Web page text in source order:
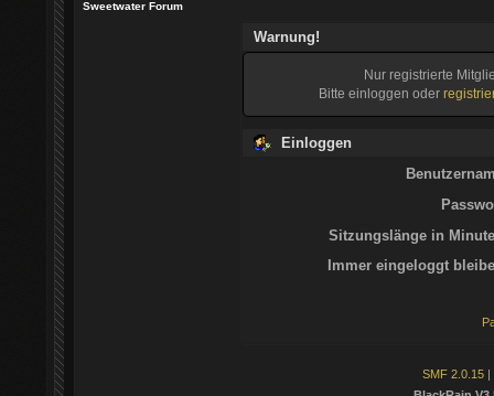
Sweetwater Forum
Warnung!
Nur registrierte
Bitte einloggen oder
Einloggen
Sitzungslänge in
Immer eingeloggt
SMF 2.0.15 |